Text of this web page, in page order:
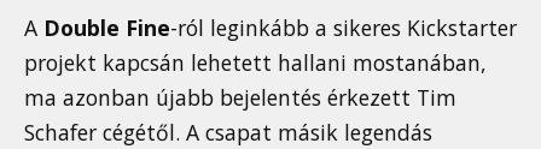
A Double Fine-ról leginkább a sikeres Kickstarter
projekt kapcsán lehetett hallani mostanában,
ma azonban újabb bejelentés érkezett Tim
Schafer cégétől. A csapat másik legendás